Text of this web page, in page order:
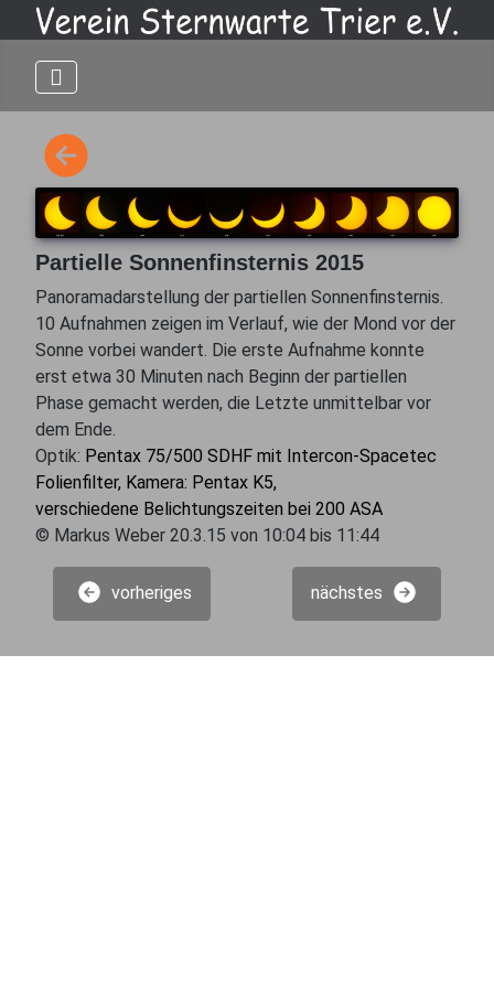
Partielle Sonnenfinsternis 2015
Panoramadarstellung der partiellen Sonnenfinsternis.
10 Aufnahmen zeigen im Verlauf, wie der Mond vor der
Sonne vorbei wandert. Die erste Aufnahme konnte
erst etwa 30 Minuten nach Beginn der partiellen
Phase gemacht werden, die Letzte unmittelbar vor
dem Ende.
Optik: Pentax 75/500 SDHF mit Intercon-Spacetec
Folienfilter, Kamera: Pentax K5,
verschiedene Belichtungszeiten bei 200 ASA
© Markus Weber 20.3.15 von 10:04 bis 11:44
vorheriges nächstes